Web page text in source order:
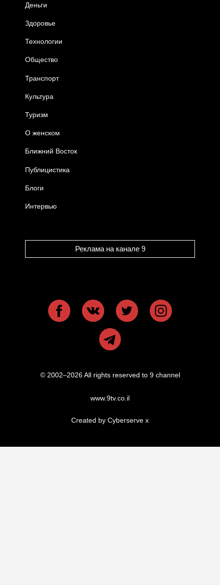
Деньги
Здоровье
Технологии
Общество
Транспорт
Культура
Туризм
О женском
Ближний Восток
Публицистика
Блоги
Интервью
Реклама на канале 9
© 2002–2026 All rights reserved to 9 channel
www.9tv.co.il
Created by Cyberserve x